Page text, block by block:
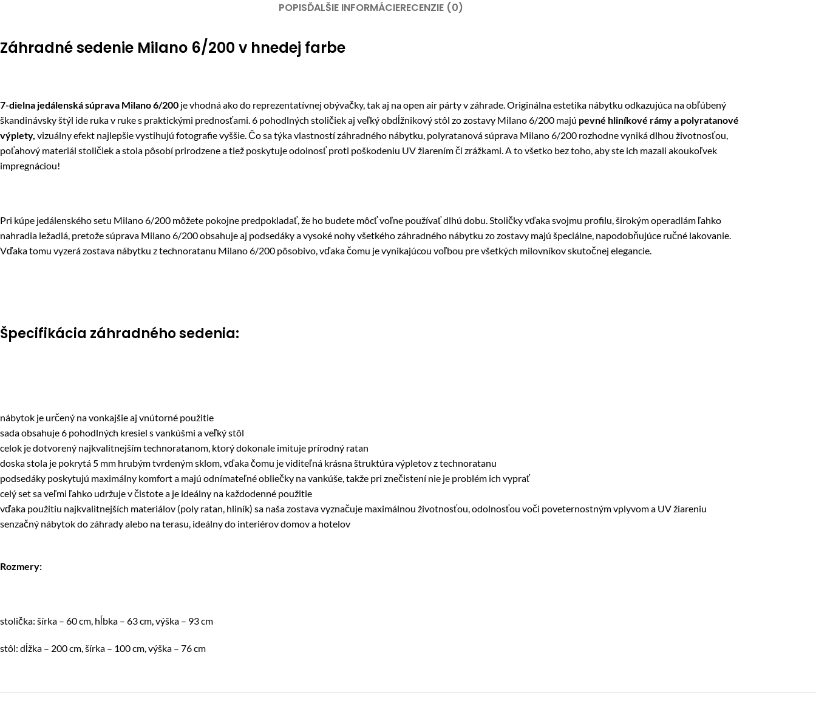
POPISĎALŠIE INFORMÁCIERECENZIE (0)
Záhradné sedenie Milano 6/200 v hnedej farbe
7-dielna jedálenská súprava Milano 6/200 je vhodná ako do reprezentatívnej obývačky, tak aj na open air párty v záhrade. Originálna estetika nábytku odkazujúca na obľúbený
škandinávsky štýl ide ruka v ruke s praktickými prednosťami. 6 pohodlných stoličiek aj veľký obdĺžnikový stôl zo zostavy Milano 6/200 majú pevné hliníkové rámy a polyratanové
výplety, vizuálny efekt najlepšie vystihujú fotografie vyššie. Čo sa týka vlastností záhradného nábytku, polyratanová súprava Milano 6/200 rozhodne vyniká dlhou životnosťou,
poťahový materiál stoličiek a stola pôsobí prirodzene a tiež poskytuje odolnosť proti poškodeniu UV žiarením či zrážkami. A to všetko bez toho, aby ste ich mazali akoukoľvek
impregnáciou!
Pri kúpe jedálenského setu Milano 6/200 môžete pokojne predpokladať, že ho budete môcť voľne používať dlhú dobu. Stoličky vďaka svojmu profilu, širokým operadlám ľahko
nahradia ležadlá, pretože súprava Milano 6/200 obsahuje aj podsedáky a vysoké nohy všetkého záhradného nábytku zo zostavy majú špeciálne, napodobňujúce ručné lakovanie.
Vďaka tomu vyzerá zostava nábytku z technoratanu Milano 6/200 pôsobivo, vďaka čomu je vynikajúcou voľbou pre všetkých milovníkov skutočnej elegancie.
Špecifikácia záhradného sedenia:
nábytok je určený na vonkajšie aj vnútorné použitie
sada obsahuje 6 pohodlných kresiel s vankúšmi a veľký stôl
celok je dotvorený najkvalitnejším technoratanom, ktorý dokonale imituje prírodný ratan
doska stola je pokrytá 5 mm hrubým tvrdeným sklom, vďaka čomu je viditeľná krásna štruktúra výpletov z technoratanu
podsedáky poskytujú maximálny komfort a majú odnímateľné obliečky na vankúše, takže pri znečistení nie je problém ich vyprať
celý set sa veľmi ľahko udržuje v čistote a je ideálny na každodenné použitie
vďaka použitiu najkvalitnejších materiálov (poly ratan, hliník) sa naša zostava vyznačuje maximálnou životnosťou, odolnosťou voči poveternostným vplyvom a UV žiareniu
senzačný nábytok do záhrady alebo na terasu, ideálny do interiérov domov a hotelov
Rozmery:
stolička: šírka – 60 cm, hĺbka – 63 cm, výška – 93 cm
stôl: dĺžka – 200 cm, šírka – 100 cm, výška – 76 cm